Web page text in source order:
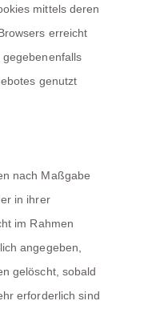
mittels deren
erreicht
genutzt
nach Maßgabe
in ihrer
im Rahmen
angegeben,
gelöscht, sobald
erforderlich sind